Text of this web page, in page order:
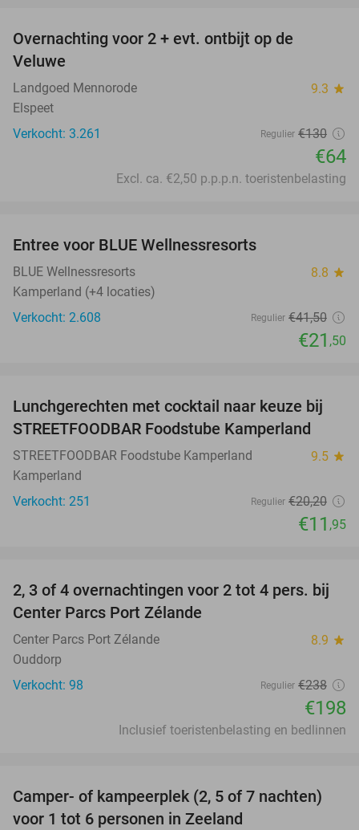
Overnachting voor 2 + evt. ontbijt op de
Veluwe
Landgoed Mennorode 9.3 star
Elspeet
Verkocht: 3.261
Regulier €130
€64
Excl. ca. €2,50 p.p.p.n. toeristenbelasting
Entree voor BLUE Wellnessresorts
BLUE Wellnessresorts 8.8 star
Kamperland (+4 locaties)
Verkocht: 2.608
Regulier €41,50
€21 ,50
41%
Lunchgerechten met cocktail naar keuze bij
STREETFOODBAR Foodstube Kamperland
STREETFOODBAR Foodstube Kamperland 9.5 star
Kamperland
Verkocht: 251
Regulier €20,20
€11 ,95
17%
2, 3 of 4 overnachtingen voor 2 tot 4 pers. bij
Center Parcs Port Zélande
Center Parcs Port Zélande 8.9 star
Ouddorp
Verkocht: 98
Regulier €238
€198
Inclusief toeristenbelasting en bedlinnen
35%
Camper- of kampeerplek (2, 5 of 7 nachten)
voor 1 tot 6 personen in Zeeland